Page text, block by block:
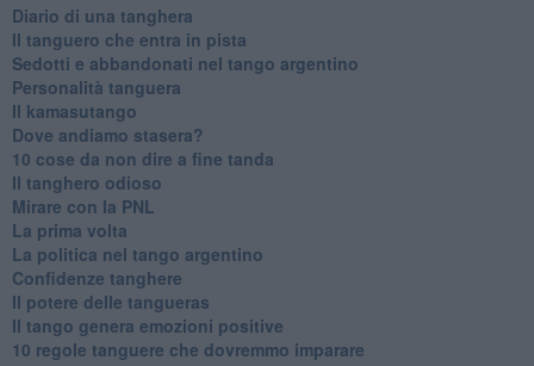
Diario di una tanghera
Il tanguero che entra in pista
Sedotti e abbandonati nel tango argentino
Personalità tanguera
Il kamasutango
Dove andiamo stasera?
10 cose da non dire a fine tanda
Il tanghero odioso
Mirare con la PNL
La prima volta
La politica nel tango argentino
Confidenze tanghere
Il potere delle tangueras
Il tango genera emozioni positive
10 regole tanguere che dovremmo imparare